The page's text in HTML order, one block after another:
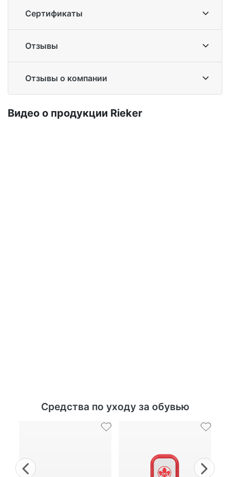
Сертификаты
Отзывы
Отзывы о компании
Ви­део о про­дук­ции Ri­eker
Средства по уходу за обувью
Previous